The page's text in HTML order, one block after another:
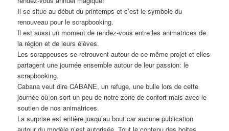
Il se situe au début du printemps et c’est le symbole du
renouveau pour le scrapbooking.
Il est aussi un moment de rendez-vous entre les animatrices de
la région et de leurs élèves.
Les scrappeuses se retrouvent autour de ce même projet et elles
partagent une journée ensemble autour de leur passion: le
scrapbooking.
Cabana veut dire CABANE, un refuge, une bulle lors de cette
journée où on sort un peu de notre zone de confort mais avec le
soutien de nos animatrices.
La surprise est entière jusqu’au bout car aucune publication